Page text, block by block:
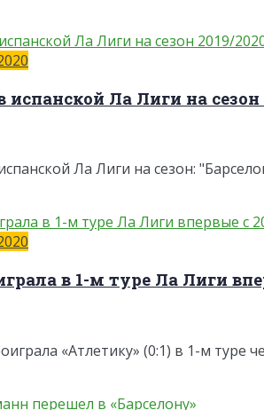
Ла Лиги на сезон
Ла Лиги на сезон:
в 1-м туре Ла Лиги
«Атлетику» (0:1) в 1-м